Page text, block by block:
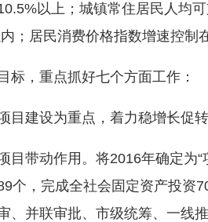
以上；城镇常住居民人均
；居民消费价格指数增速控制
，重点抓好七个方面工作：
建设为重点，着力稳增长促
动作用。将2016年确定为“项
个，完成全社会固定资产投资
、并联审批、市级统筹、一线